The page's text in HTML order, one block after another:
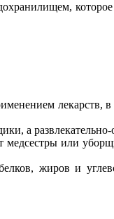
лекарств,
а
медсестры или
жиров и